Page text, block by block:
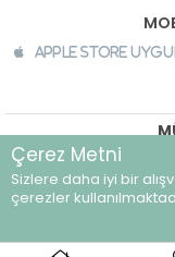
Apple Store
©
Çerez Metni
Sizlere daha iyi bir
çerezler